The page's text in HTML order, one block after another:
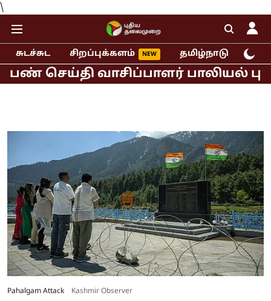
\
சுடச்சுட சிறப்புக்களம் தமிழ்நாடு
வாசிப்பாளர் பாலியல் புகார்!
Pahalgam Attack Kashmir Observer